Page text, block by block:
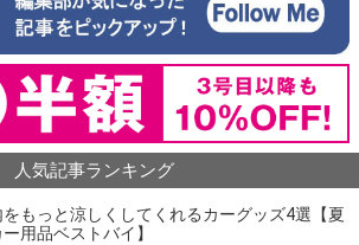
人気記事ランキング
をもっと涼しくしてくれるカーグッズ4選【夏
用品ベストバイ】